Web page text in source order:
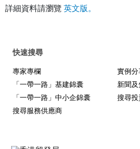
詳細資料請瀏覽 英文版。
快速搜尋
專家專欄
實例分
「一帶一路」基建錦囊
新聞
「一帶一路」中小企錦囊
搜尋投
搜尋服務供應商